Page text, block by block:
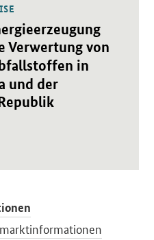
Verwertung von
in
und der